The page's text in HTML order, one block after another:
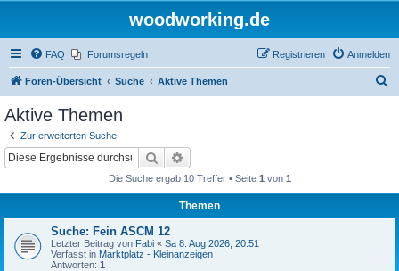
woodworking.de
FAQ Forumsregeln Anmelden
Registrieren
Foren-Übersicht Suche Aktive Themen
Aktive Themen
Zur erweiterten Suche
Suche
Die Suche ergab 10 Treffer • Seite 1 von 1
Themen
Suche: Fein ASCM 12
Letzter Beitrag von Fabi « Sa 8. Aug 2026, 20:51
Verfasst in Marktplatz - Kleinanzeigen
Antworten: 1